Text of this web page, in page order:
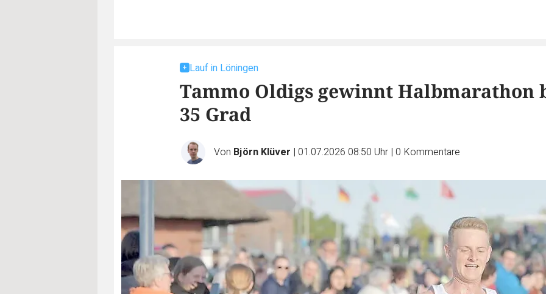
Lauf in Löningen
Tammo Oldigs gewinnt Halbmarathon
35 Grad
Von Björn Klüver | 01.07.2026 08:50 Uhr | 0 Kommentare